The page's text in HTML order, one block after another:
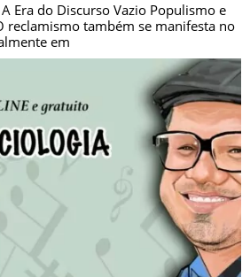
Era do Discurso Vazio Populismo e
reclamismo também se manifesta no
em